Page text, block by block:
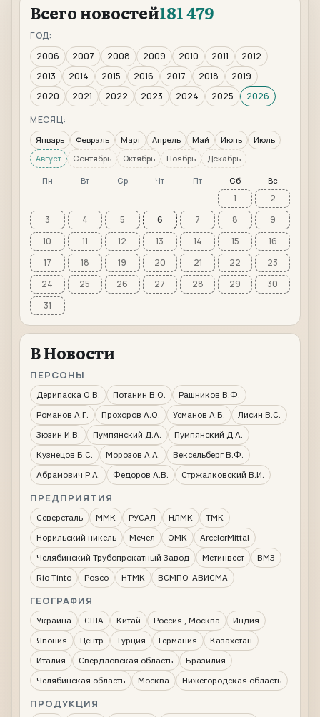
Всего новостей181 479
ГОД:
2006
2007 2008 2009 2010 2011
2012
2013
2014 2015 2016 2017 2018
2019
2020
2021 2022 2023 2024 2025
2026
МЕСЯЦ:
Январь Февраль Март Апрель Май Июнь
Июль
Август
Сентябрь Октябрь Ноябрь Декабрь
Пн Вт Ср Чт Пт Сб Вс
1
2
3
4 5 6 7 8
9
10
11 12 13 14 15
16
17
18 19 20 21 22
23
24
25 26 27 28 29
30
31
В Новости
ПЕРСОНЫ
Дерипаска О.В. Потанин В.О.
Рашников В.Ф.
Романов А.Г.
Прохоров А.О. Усманов А.Б.
Лисин В.С.
Зюзин И.В.
Пумпянский Д.А.
Пумпянский Д.А.
Кузнецов Б.С.
Морозов А.А.
Вексельберг В.Ф.
Абрамович Р.А.
Федоров А.В. Стржалковский В.И.
ПРЕДПРИЯТИЯ
Северсталь ММК РУСАЛ НЛМК
ТМК
Норильский никель
Мечел ОМК
ArcelorMittal
Челябинский Трубопрокатный Завод
Метинвест
ВМЗ
Rio Tinto
Posco НТМК ВСМПО-АВИСМА
ГЕОГРАФИЯ
Украина США Китай Россия , Москва
Индия
Япония
Центр Турция Германия
Казахстан
Италия
Свердловская область
Бразилия
Челябинская область
Москва Нижегородская область
ПРОДУКЦИЯ